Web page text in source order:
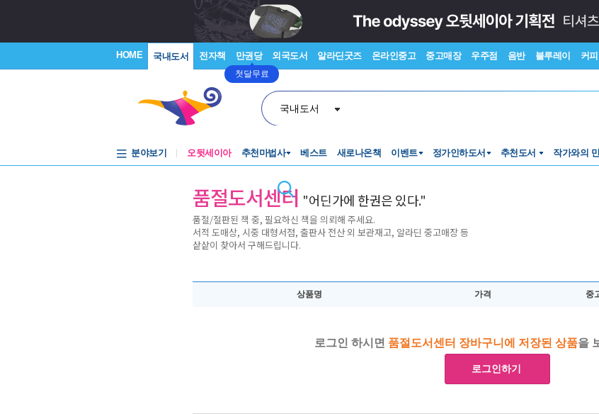
HOME 국내도서 전자책 만권당
첫달무료
외국도서 알라딘굿즈 온라인중고 중고매장 우주점 음반 블루레이 커피
국내도서
분야보기 오뒷세이아 추천마법사 베스트 새로나온책 이벤트 정가인하도서 추천도서 작가와의
품절도서센터 "어딘가에 한권은 있다."
품절/절판된 책 중, 필요하신 책을 의뢰해 주세요.
서적 도매상, 시중 대형서점, 출판사 전산 외 보관재고, 알라딘 중고매장 등
샅샅이 찾아서 구해드립니다.
상품명 가격 중
로그인 하시면 품절도서센터 장바구니에 저장된 상품을
로그인하기